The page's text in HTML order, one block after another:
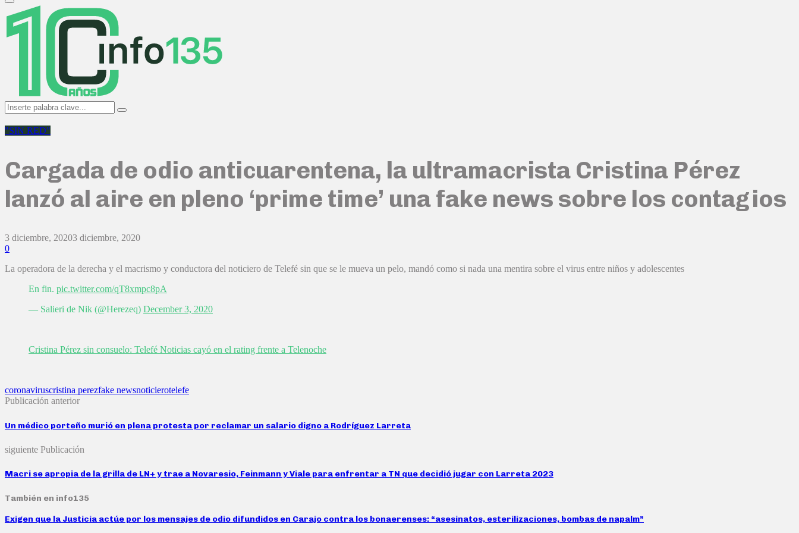
Primary
Menu
Search
for:
Search
"SIN RED"
Cargada de odio anticuarentena, la ultramacrista Cristina Pérez
lanzó al aire en pleno ‘prime time’ una fake news sobre los contagios
3 diciembre, 20203 diciembre, 2020
0
La operadora de la derecha y el macrismo y conductora del noticiero de Telefé sin que se le mueva un pelo, mandó como si nada una mentira sobre el virus entre niños y adolescentes
En fin. pic.twitter.com/qT8xmpc8pA
— Salieri de Nik (@Herezeq) December 3, 2020
Cristina Pérez sin consuelo: Telefé Noticias cayó en el rating frente a Telenoche
coronaviruscristina perezfake newsnoticierotelefe
Publicación anterior
Un médico porteño murió en plena protesta por reclamar un salario digno a Rodríguez Larreta
siguiente Publicación
Macri se apropia de la grilla de LN+ y trae a Novaresio, Feinmann y Viale para enfrentar a TN que decidió jugar con Larreta 2023
También en info135
Exigen que la Justicia actúe por los mensajes de odio difundidos en Carajo contra los bonaerenses: “asesinatos, esterilizaciones, bombas de napalm”